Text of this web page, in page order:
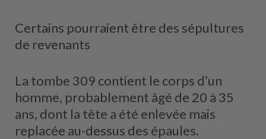
Certains pourraient être des sépultures
de revenants
La tombe 309 contient le corps d’un
homme, probablement âgé de 20 à 35
ans, dont la tête a été enlevée mais
replacée au-dessus des épaules.